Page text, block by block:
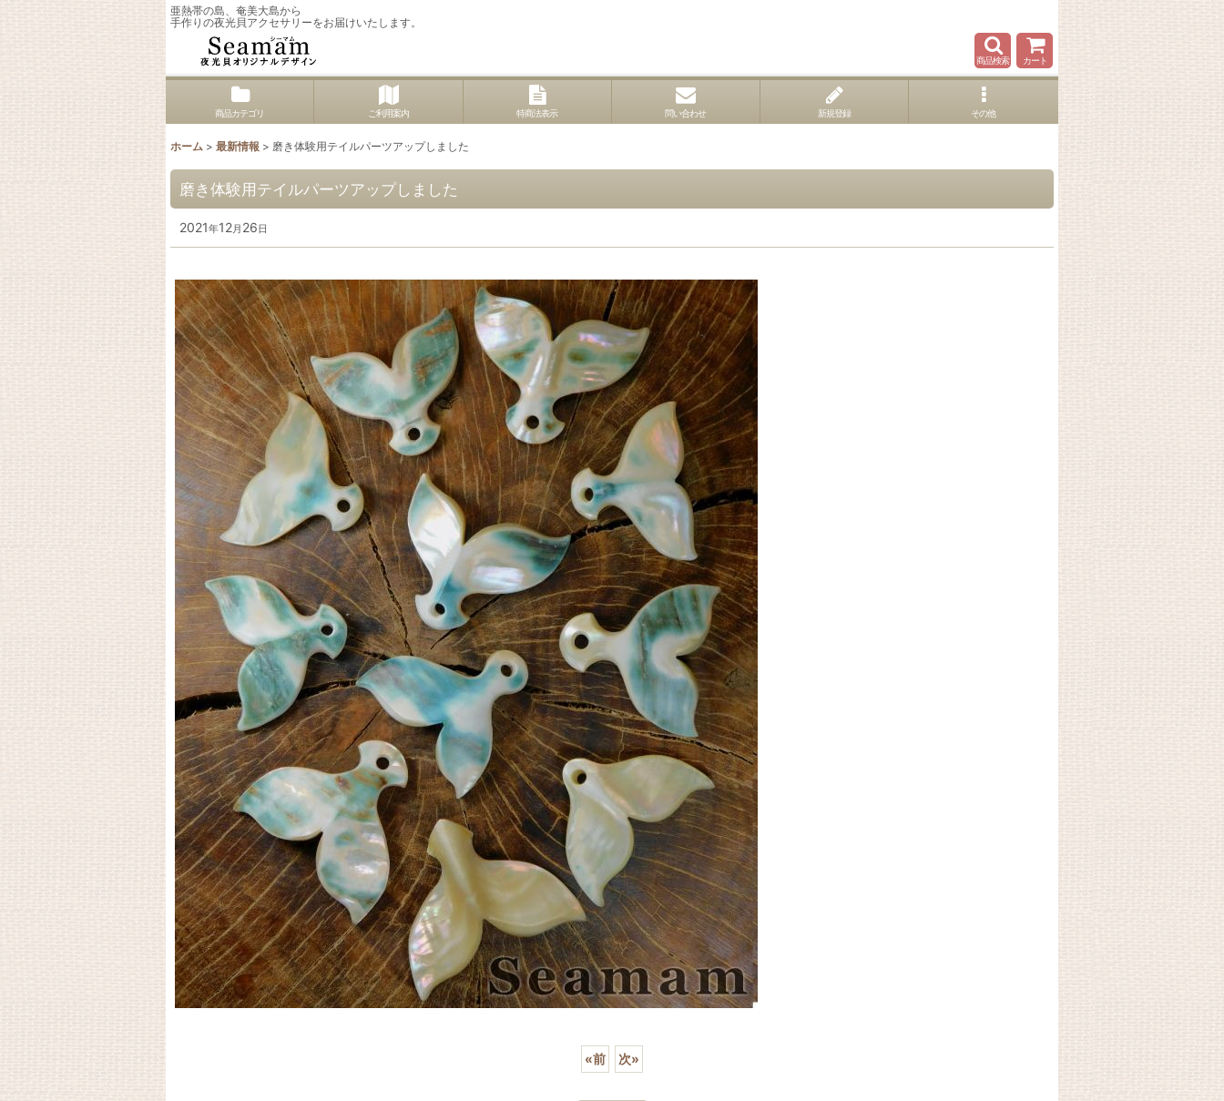
亜熱帯の島、奄美大島から
手作りの夜光貝アクセサリーをお届けいたします。
商品検索 カート
商品カテゴリ ご利用案内 特商法表示 問い合わせ 新規登録 その他
ホーム > 最新情報 > 磨き体験用テイルパーツアップしました
磨き体験用テイルパーツアップしました
2021年12月 26 日
«前 次»